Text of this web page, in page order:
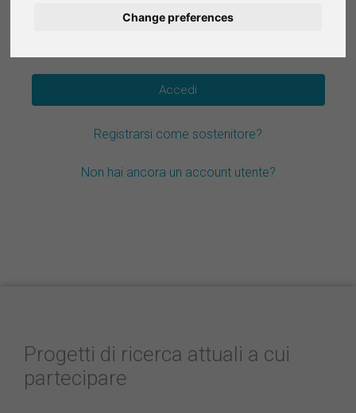
Change preferences
Registrarsi come sostenitore?
Non hai ancora un account utente?
Progetti di ricerca attuali a cui
partecipare
Deutsch
Français